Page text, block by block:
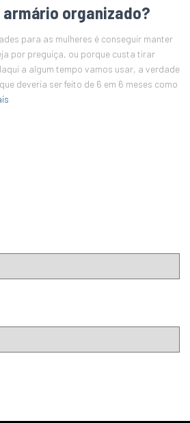
armário organizado?
para as mulheres é conseguir manter
por preguiça, ou porque custa tirar
a algum tempo vamos usar, a verdade
deveria ser feito de 6 em 6 meses como